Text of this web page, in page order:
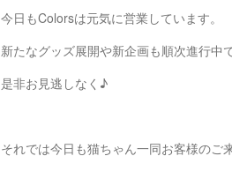
今日もColorsは元気に営業しています。
新たなグッズ展開や新企画も順次進行中
是非お見逃しなく♪
それでは今日も猫ちゃん一同お客様のご